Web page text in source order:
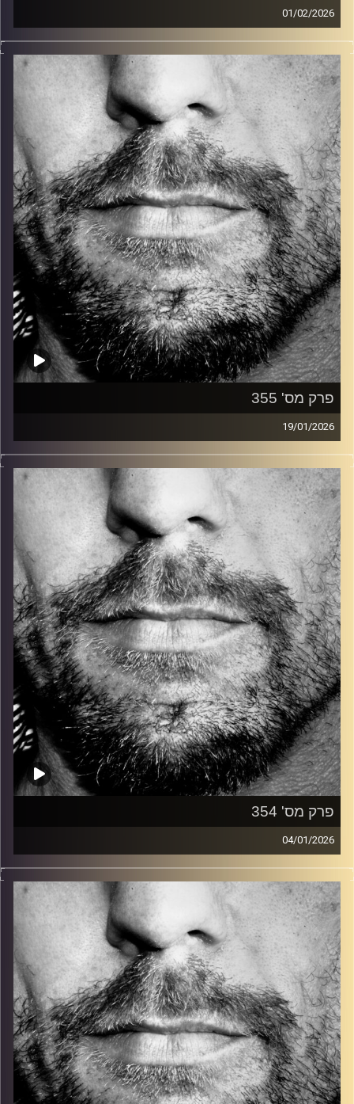
01/02/2026
זיפים, מוזיקה מחוספסת של הופעות חיות. הרבה ג'אם, רוק,
בלוז, bluegrass, ג'אז, Fאנק, פרוגרסיב ואפילו אלקטרוניקה.
כל מה שחי, אמיתי ונושם.
עם שמוליק רגב.
קרדיט תמונות: David Goehring
פרק מס' 355
19/01/2026
זיפים, מוזיקה מחוספסת של הופעות חיות. הרבה ג'אם, רוק,
בלוז, bluegrass, ג'אז, Fאנק, פרוגרסיב ואפילו אלקטרוניקה.
כל מה שחי, אמיתי ונושם.
עם שמוליק רגב.
קרדיט תמונות: David Goehring
פרק מס' 354
04/01/2026
זיפים, מוזיקה מחוספסת של הופעות חיות. הרבה ג'אם, רוק,
בלוז, bluegrass, ג'אז, Fאנק, פרוגרסיב ואפילו אלקטרוניקה.
כל מה שחי, אמיתי ונושם.
עם שמוליק רגב.
קרדיט תמונות: David Goehring